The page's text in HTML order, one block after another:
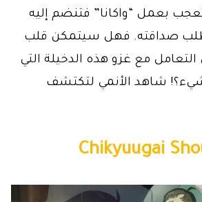
تعجب بعمل “واكانا” فتنضم إليه
صداقته. فهل سيتمكن قلب
التعامل مع غزو هذه الدخيلة التي
شاهد الأنمي لتكتشف
Chikyuugai